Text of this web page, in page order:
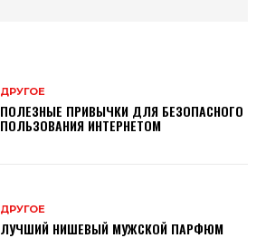
ДРУГОЕ
ПОЛЕЗНЫЕ ПРИВЫЧКИ ДЛЯ БЕЗОПАСНОГО
ПОЛЬЗОВАНИЯ ИНТЕРНЕТОМ
ДРУГОЕ
ЛУЧШИЙ НИШЕВЫЙ МУЖСКОЙ ПАРФЮМ